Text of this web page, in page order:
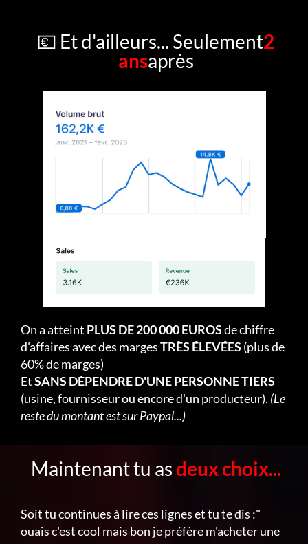
💶 Et d'ailleurs... Seulement2
ansaprès
On a atteint PLUS DE 200 000 EUROSde chiffre
d'affaires avec des margesTRÈS ÉLEVÉES (plus de
60% de marges)
EtSANS DÉPENDRE D'UNE PERSONNE TIERS
(usine, fournisseur ou encore d'un producteur). (Le
reste du montant est sur Paypal...)
Maintenant tu asdeux choix...
Soit tu continues à lire ces lignes et tu te dis :"
ouais c'est cool mais bon je préfère m'acheter une